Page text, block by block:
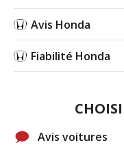
Avis Honda
Fiabilité Honda
Avis voitures